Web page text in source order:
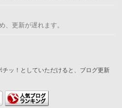
、更新が遅れます。
チッ！としていただけると、ブログ更新